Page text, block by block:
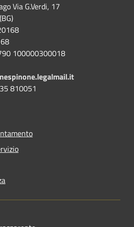
Via G.Verdi, 17
100000300018
810051